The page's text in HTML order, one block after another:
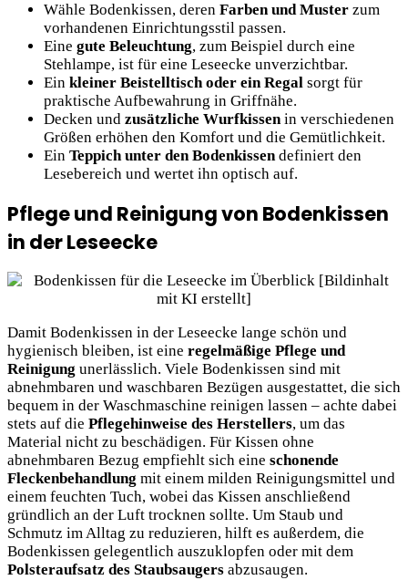
Wähle Bodenkissen, deren Farben und Muster zum
vorhandenen Einrichtungsstil passen.
Eine gute Beleuchtung, zum Beispiel durch eine
Stehlampe, ist für eine Leseecke unverzichtbar.
Ein kleiner Beistelltisch oder ein Regal sorgt für
praktische Aufbewahrung in Griffnähe.
Decken und zusätzliche Wurfkissenin verschiedenen
Größen erhöhen den Komfort und die Gemütlichkeit.
Ein Teppich unter den Bodenkissendefiniert den
Lesebereich und wertet ihn optisch auf.
Pflege und Reinigung von Bodenkissen
in der Leseecke
Damit Bodenkissen in der Leseecke lange schön und
hygienisch bleiben, ist eine regelmäßige Pflege und
Reinigung unerlässlich. Viele Bodenkissen sind mit
abnehmbaren und waschbaren Bezügen ausgestattet, die sich
bequem in der Waschmaschine reinigen lassen – achte dabei
stets auf die Pflegehinweise des Herstellers, um das
Material nicht zu beschädigen. Für Kissen ohne
abnehmbaren Bezug empfiehlt sich eine schonende
Fleckenbehandlung mit einem milden Reinigungsmittel und
einem feuchten Tuch, wobei das Kissen anschließend
gründlich an der Luft trocknen sollte. Um Staub und
Schmutz im Alltag zu reduzieren, hilft es außerdem, die
Bodenkissen gelegentlich auszuklopfen oder mit dem
Polsteraufsatz des Staubsaugers abzusaugen.